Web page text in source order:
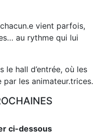
vient parfois,
au rythme qui lui
le hall d’entrée, où les
les animateur.trices.
ci-dessous